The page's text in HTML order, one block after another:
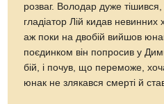
розваг. Володар дуже
гладіатор Лій кидав невинних
аж поки на двобій вийшов
поєдинком він попросив у
бій, і почув, що переможе,
юнак не злякався смерті й